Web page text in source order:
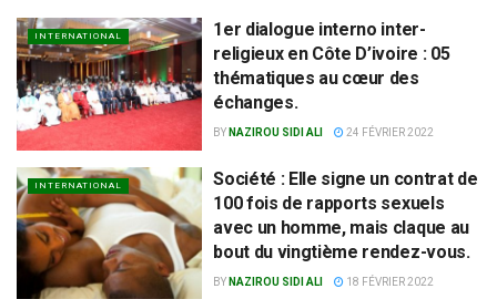
INTERNATIONAL
1er dialogue interno inter-
religieux en Côte D’ivoire : 05
thématiques au cœur des
échanges.
BY NAZIROU SIDI ALI 24 FÉVRIER 2022
INTERNATIONAL
Société : Elle signe un contrat de
100 fois de rapports sexuels
avec un homme, mais claque au
bout du vingtième rendez-vous.
BY NAZIROU SIDI ALI 18 FÉVRIER 2022